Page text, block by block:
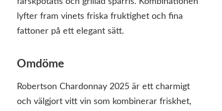
lyfter fram vinets friska fruktighet och fina
fattoner på ett elegant sätt.
Omdöme
Robertson Chardonnay 2025 är ett charmigt
och välgjort vitt vin som kombinerar friskhet,